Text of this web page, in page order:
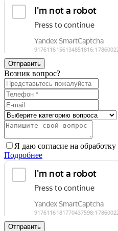
Отправить
Возник вопрос?
Я даю согласие на
Подробнее
Отправить